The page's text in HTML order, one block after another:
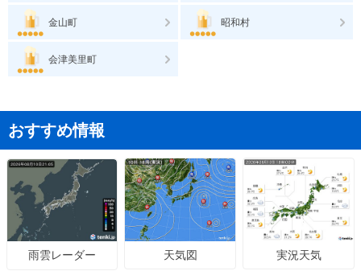
金山町 昭和村
会津美里町
おすすめ情報
雨雲レーダー 天気図 実況天気